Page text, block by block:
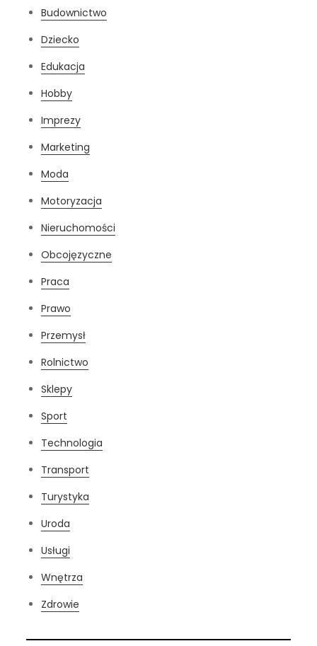
Budownictwo
Dziecko
Edukacja
Hobby
Imprezy
Marketing
Moda
Motoryzacja
Nieruchomości
Obcojęzyczne
Praca
Prawo
Przemysł
Rolnictwo
Sklepy
Sport
Technologia
Transport
Turystyka
Uroda
Usługi
Wnętrza
Zdrowie